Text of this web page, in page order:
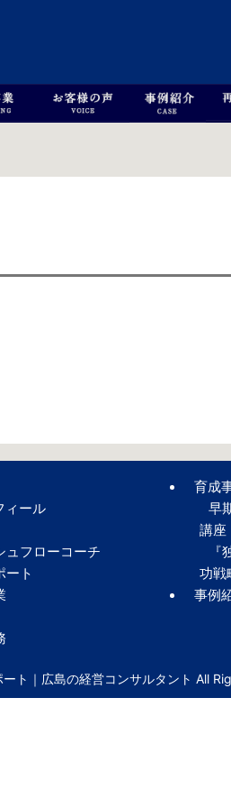
ィール
ュフローコーチ
ート
育成
早
講座
功戦
事例
ト｜広島の経営コンサルタント All